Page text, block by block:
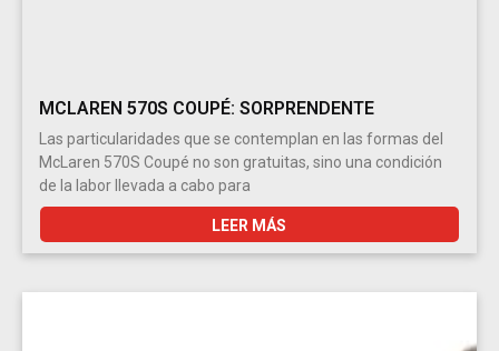
MCLAREN 570S COUPÉ: SORPRENDENTE
Las particularidades que se contemplan en las formas del
McLaren 570S Coupé no son gratuitas, sino una condición
de la labor llevada a cabo para
LEER MÁS